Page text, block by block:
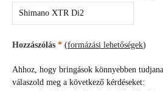
Hozzászólás * (formázási lehetőségek)
Ahhoz, hogy bringások könnyebben
válaszold meg a következő kérdéseket: